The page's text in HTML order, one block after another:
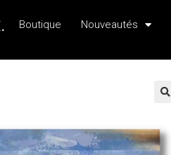
Boutique Nouveautés